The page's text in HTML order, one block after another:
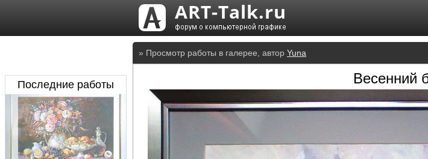
» Просмотр работы в галерее, автор Yuna
Весенний
Последние работы